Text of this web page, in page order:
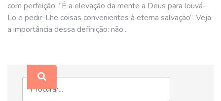
com perfeição: “É a elevação da mente a Deus para louvá-
Lo e pedir-Lhe coisas convenientes à eterna salvação”. Veja
a importância dessa definição: não...